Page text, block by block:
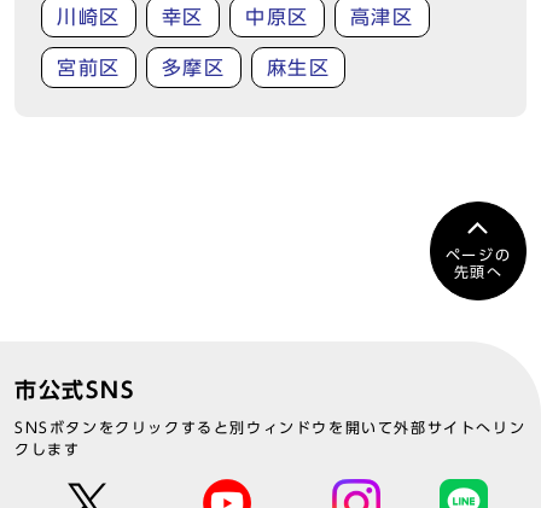
川崎区 幸区 中原区 高津区
宮前区 多摩区 麻生区
ページの
先頭へ
市公式SNS
SNSボタンをクリックすると別ウィンドウを開いて外部サイトへリン
クします